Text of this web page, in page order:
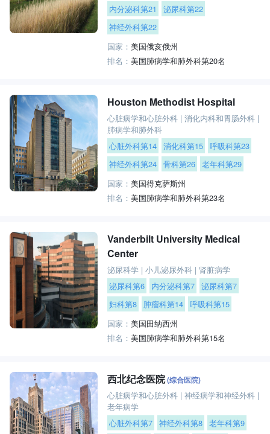
内分泌科第21
泌尿科第22
神经外科第22
国家：美国俄亥俄州
排名：美国肺病学和肺外科第20名
Houston Methodist Hospital
心脏病学和心脏外科 |消化内科和胃肠外科 |
肺病学和肺外科
心脏外科第14 消化科第15 呼吸科第23
神经外科第24 骨科第26 老年科第29
国家：美国得克萨斯州
排名：美国肺病学和肺外科第23名
Vanderbilt University Medical
Center
泌尿科学 |小儿泌尿外科 |肾脏病学
泌尿科第6
内分泌科第7 泌尿科第7
妇科第8
肿瘤科第14 呼吸科第15
国家：美国田纳西州
排名：美国肺病学和肺外科第15名
西北纪念医院(综合医院)
心脏病学和心脏外科 |神经病学和神经外科 |
老年病学
心脏外科第7 神经外科第8 老年科第9